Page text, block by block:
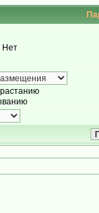
Нет